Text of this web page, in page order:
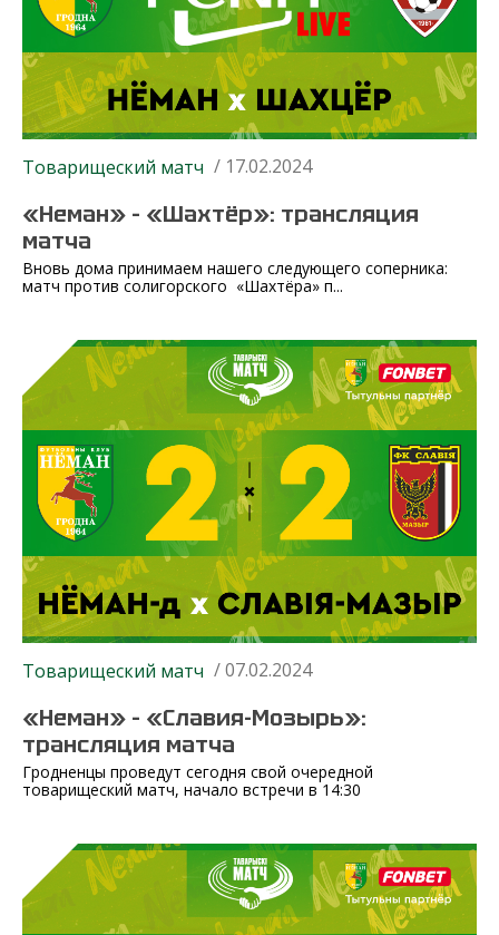
Товарищеский матч / 17.02.2024
«Неман» – «Шахтёр»: трансляция
матча
Вновь дома принимаем нашего следующего соперника:
матч против солигорского «Шахтёра» п...
Товарищеский матч / 07.02.2024
«Неман» – «Славия-Мозырь»:
трансляция матча
Гродненцы проведут сегодня свой очередной
товарищеский матч, начало встречи в 14:30